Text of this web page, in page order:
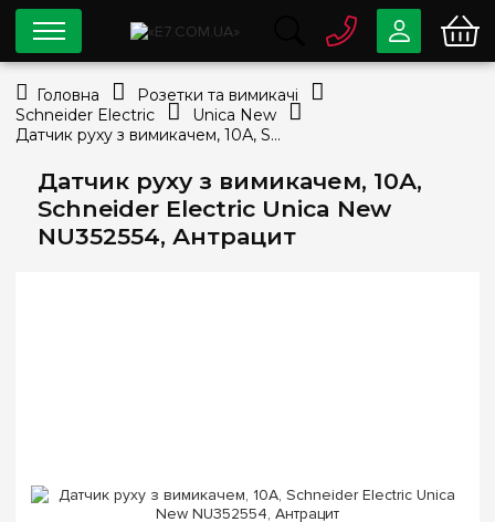
Датчик руху з вимикачем, 10А,
Schneider Electric Unica New
NU352554, Антрацит
0 80033-63-07
info@e7.com.ua
Viber Telegram
Головна
Розетки та вимикачі
Schneider Electric
Unica New
Датчик руху з вимикачем, 10А, Schneider Electric Unica New NU352554, Антрацит